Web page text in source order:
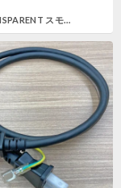
TRANSPARENT スモールスピーカー